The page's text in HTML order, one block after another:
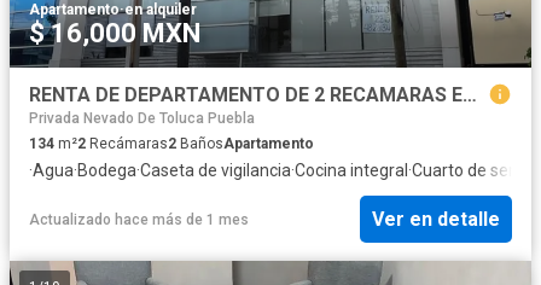
Apartamento·en alquiler
$ 16,000 MXN
RENTA DE DEPARTAMENTO DE 2 RECAMARAS EN LA PAZ
Privada Nevado De Toluca Puebla
134 m²2 Recámaras2 BañosApartamento
·Agua·Bodega·Caseta de vigilancia·Cocina integral ·Cuarto de
Actualizado hace más de 1 mes Ver en detalle